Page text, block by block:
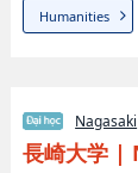
Humanities
Nagasaki
長崎大学|